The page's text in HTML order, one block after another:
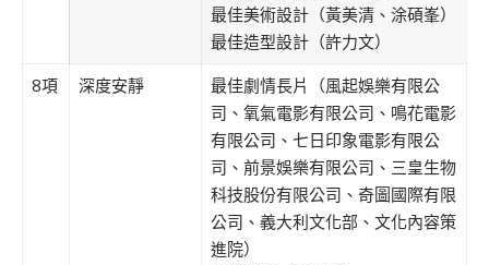
最佳美術設計（黃美清、涂碩峯）
最佳造型設計（許力文）
8項 深度安靜
最佳劇情長片（風起娛樂有限公
司、氧氣電影有限公司、鳴花電影
有限公司、七日印象電影有限公
司、前景娛樂有限公司、三皇生物
科技股份有限公司、奇圖國際有限
公司、義大利文化部、文化內容策
進院）